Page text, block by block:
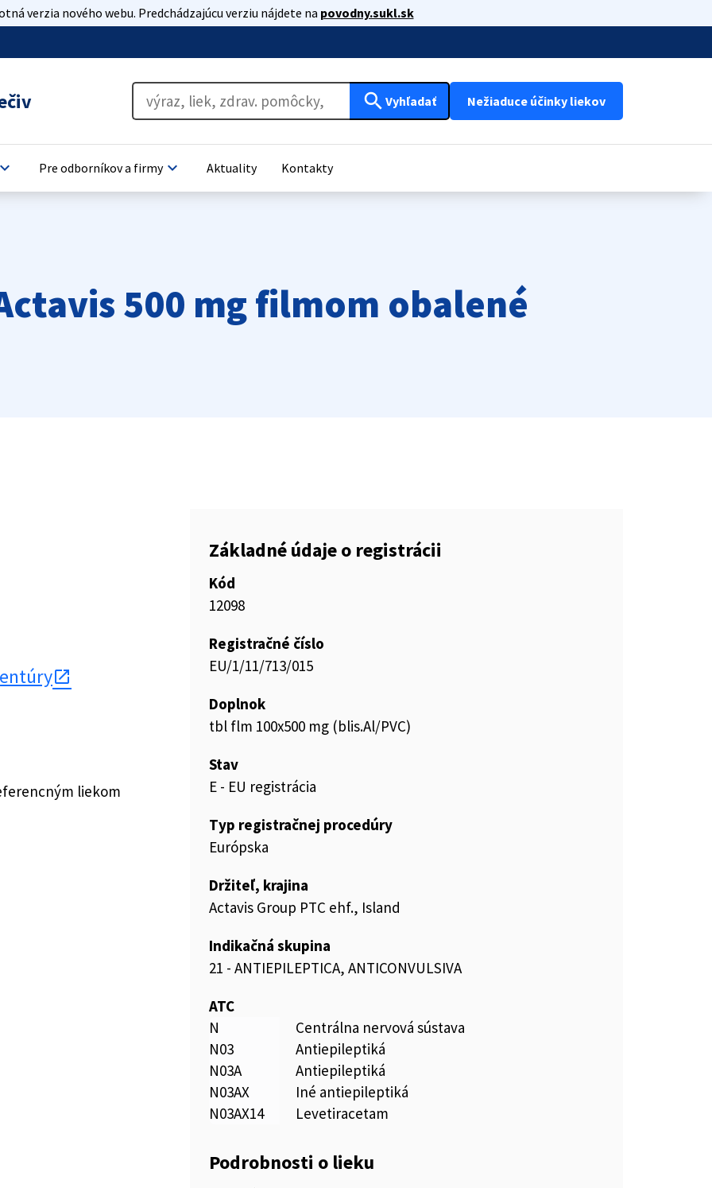
verzia nového webu. Predchádzajúcu verziu nájdete na povodny.sukl.sk
search Vyhľadať Nežiaduce účinky liekov
keyboard_arrow_down Pre odborníkov a firmykeyboard_arrow_down Aktuality Kontakty
500 mg filmom obalené
liekom
Základné údaje o registrácii
Kód
12098
Registračné číslo
EU/1/11/713/015
Doplnok
tbl flm 100x500 mg (blis.Al/PVC)
Stav
E - EU registrácia
Typ registračnej procedúry
Európska
Držiteľ, krajina
Actavis Group PTC ehf., Island
Indikačná skupina
21 - ANTIEPILEPTICA, ANTICONVULSIVA
ATC
N
Centrálna nervová sústava
N03
Antiepileptiká
N03A
Antiepileptiká
N03AX
Iné antiepileptiká
N03AX14
Levetiracetam
Podrobnosti o lieku